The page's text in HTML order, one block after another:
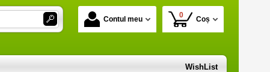
Contul meu 0 Coș
WishList